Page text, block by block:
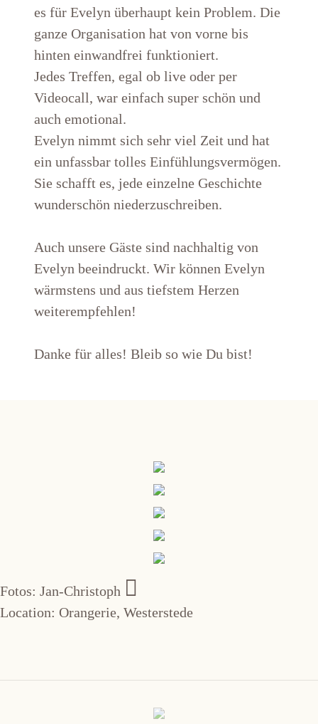
es für Evelyn überhaupt kein Problem. Die
ganze Organisation hat von vorne bis
hinten einwandfrei funktioniert.
Jedes Treffen, egal ob live oder per
Videocall, war einfach super schön und
auch emotional.
Evelyn nimmt sich sehr viel Zeit und hat
ein unfassbar tolles Einfühlungsvermögen.
Sie schafft es, jede einzelne Geschichte
wunderschön niederzuschreiben.
Auch unsere Gäste sind nachhaltig von
Evelyn beeindruckt. Wir können Evelyn
wärmstens und aus tiefstem Herzen
weiterempfehlen!
Danke für alles! Bleib so wie Du bist!
Fotos: Jan-Christoph
Location: Orangerie, Westerstede